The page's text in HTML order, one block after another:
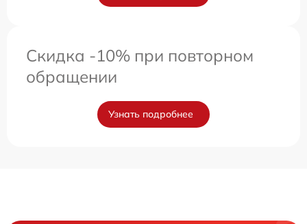
Скидка -10% при повторном
обращении
Узнать подробнее